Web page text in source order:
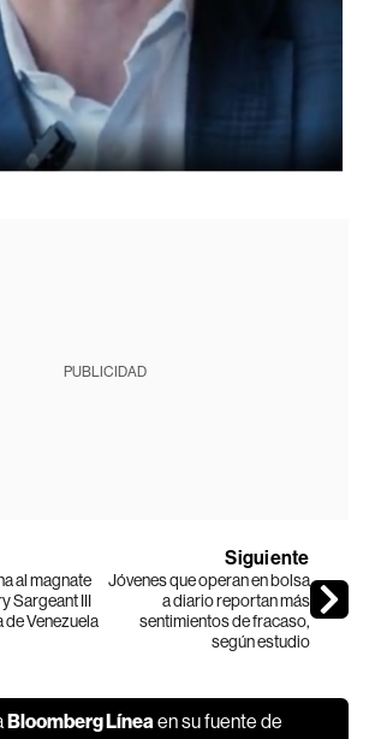
PUBLICIDAD
al magnate
Sargeant III
de Venezuela
Siguiente
Jóvenes que operan en bolsa
a diario reportan más
sentimientos de fracaso,
según estudio
Bloomberg Líneaen su fuente de